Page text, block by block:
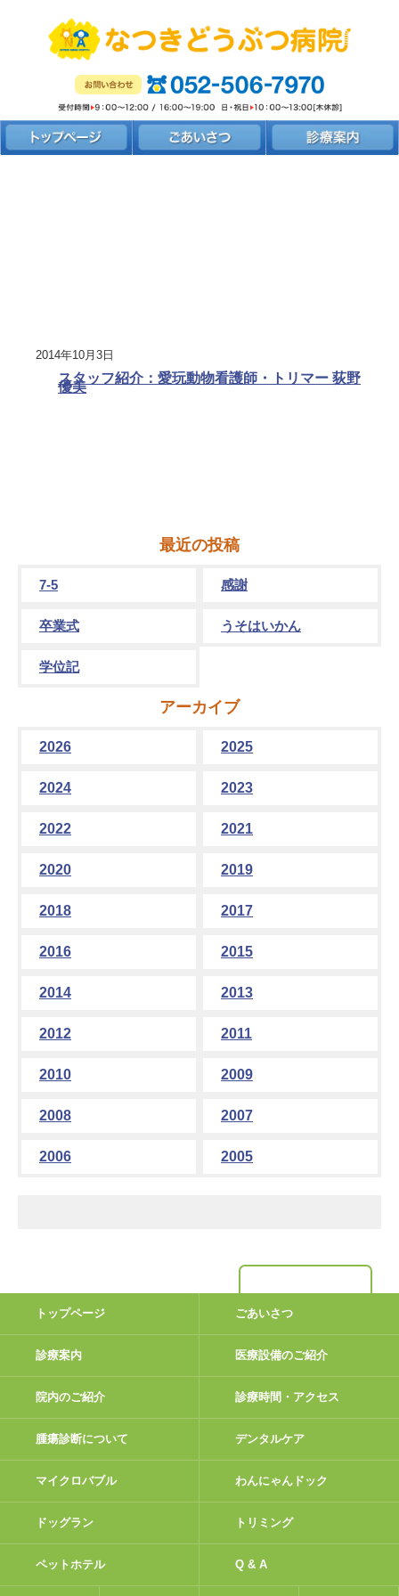
2014年10月3日
スタッフ紹介：愛玩動物看護師・トリマー 荻野
優美
最近の投稿
7-5 感謝
卒業式 うそはいかん
学位記
アーカイブ
2026 2025
2024 2023
2022 2021
2020 2019
2018 2017
2016 2015
2014 2013
2012 2011
2010 2009
2008 2007
2006 2005
トップページ ごあいさつ
診療案内 医療設備のご紹介
院内のご紹介 診療時間・アクセス
腫瘍診断について デンタルケア
マイクロバブル わんにゃんドック
ドッグラン トリミング
ペットホテル Q & A